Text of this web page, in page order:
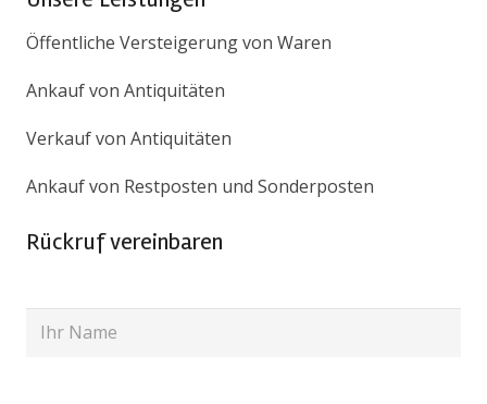
Öffentliche Versteigerung von Waren
Ankauf von Antiquitäten
Verkauf von Antiquitäten
Ankauf von Restposten und Sonderposten
Rückruf vereinbaren